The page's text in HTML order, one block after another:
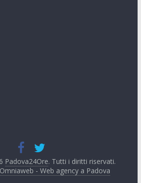
Padova24Ore. Tutti i diritti riservati.
Omniaweb - Web agency a Padova